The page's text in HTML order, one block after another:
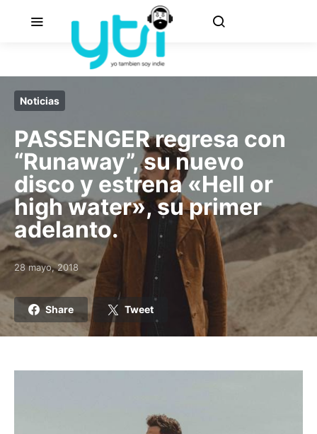
Noticias
PASSENGER regresa con
“Runaway”, su nuevo
disco y estrena «Hell or
high water», su primer
adelanto.
Posted on
28 mayo, 2018
Share Tweet